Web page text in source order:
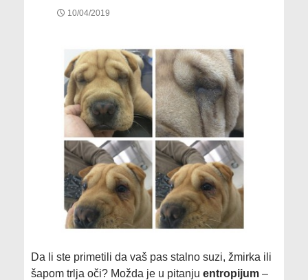
10/04/2019
Da li ste primetili da vaš pas stalno suzi, žmirka ili
šapom trlja oči? Možda je u pitanju entropijum–